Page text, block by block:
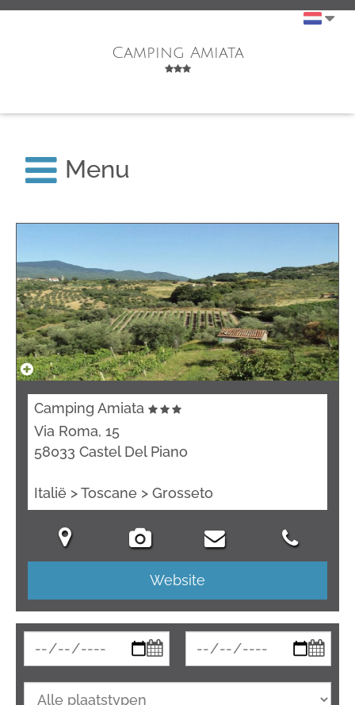
Camping Amiata
Menu
Camping Amiata
Via Roma, 15
58033 Castel Del Piano
Italië > Toscane > Grosseto
Website